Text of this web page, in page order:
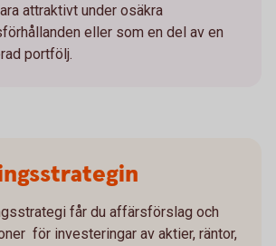
attraktivt under osäkra
eller som en del av en
portfölj.
får du affärsförslag och
för investeringar av aktier, räntor,